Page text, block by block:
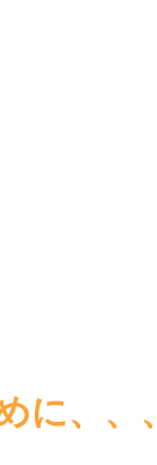
に、、、